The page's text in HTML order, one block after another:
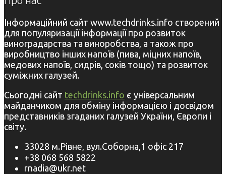
Інформаційний сайт www.techdrinks.info створений
для популяризації інформації про розвиток
виноградарства та виноробства, а також про
виробництво інших напоїв (пива, міцних напоїв,
медових напоїв, сидрів, соків тощо) та розвиток
суміжних галузей.
Сьогодні сайт techdrinks.info є універсальним
майданчиком для обміну інформацією і досвідом
представників згаданих галузей України, Європи і
світу.
33028 м.Рівне, вул.Соборна,1 офіс 217
+38 068 568 5822
rnadia@ukr.net